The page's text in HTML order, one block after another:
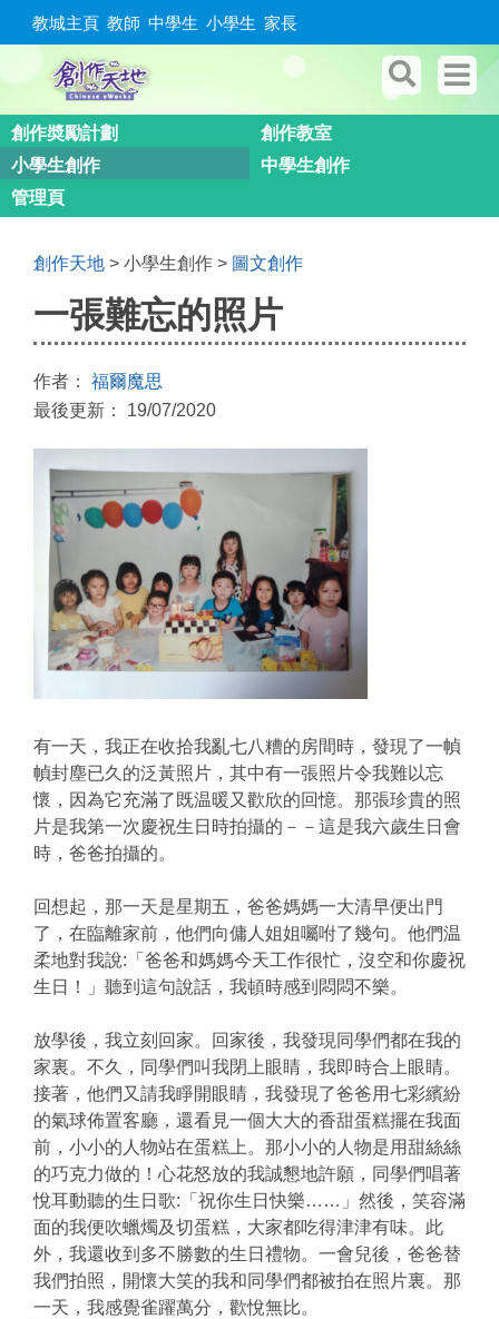
教城主頁 教師 中學生 小學生 家長
創作奬勵計劃
創作教室
小學生創作
中學生創作
管理頁
創作天地 > 小學生創作 > 圖文創作
一張難忘的照片
作者： 福爾魔思
最後更新： 19/07/2020
有一天，我正在收拾我亂七八糟的房間時，發現了一幀
幀封塵已久的泛黃照片，其中有一張照片令我難以忘
懷，因為它充滿了既温暖又歡欣的回憶。那張珍貴的照
片是我第一次慶祝生日時拍攝的－－這是我六歲生日會
時，爸爸拍攝的。
回想起，那一天是星期五，爸爸媽媽一大清早便出門
了，在臨離家前，他們向傭人姐姐囑咐了幾句。他們温
柔地對我說:「爸爸和媽媽今天工作很忙，沒空和你慶祝
生日！」聽到這句說話，我頓時感到悶悶不樂。
放學後，我立刻回家。回家後，我發現同學們都在我的
家裏。不久，同學們叫我閉上眼睛，我即時合上眼睛。
接著，他們又請我睜開眼睛，我發現了爸爸用七彩繽紛
的氣球佈置客廳，還看見一個大大的香甜蛋糕擺在我面
前，小小的人物站在蛋糕上。那小小的人物是用甜絲絲
的巧克力做的！心花怒放的我誠懇地許願，同學們唱著
悅耳動聽的生日歌:「祝你生日快樂……」然後，笑容滿
面的我便吹蠟燭及切蛋糕，大家都吃得津津有味。此
外，我還收到多不勝數的生日禮物。一會兒後，爸爸替
我們拍照，開懷大笑的我和同學們都被拍在照片裏。那
一天，我感覺雀躍萬分，歡悅無比。